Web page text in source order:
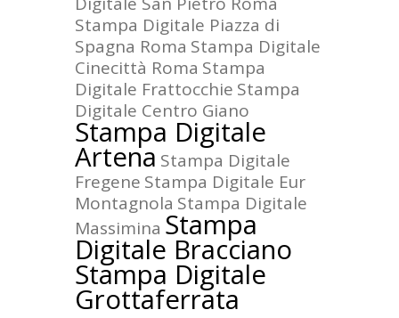
Stampa Digitale Piazza di
Spagna Roma Stampa Digitale
Cinecittà Roma Stampa
Digitale Frattocchie Stampa
Digitale Centro Giano
Stampa Digitale
Artena Stampa Digitale
Fregene Stampa Digitale Eur
Montagnola Stampa Digitale
Massimina Stampa
Digitale Bracciano
Stampa Digitale
Grottaferrata